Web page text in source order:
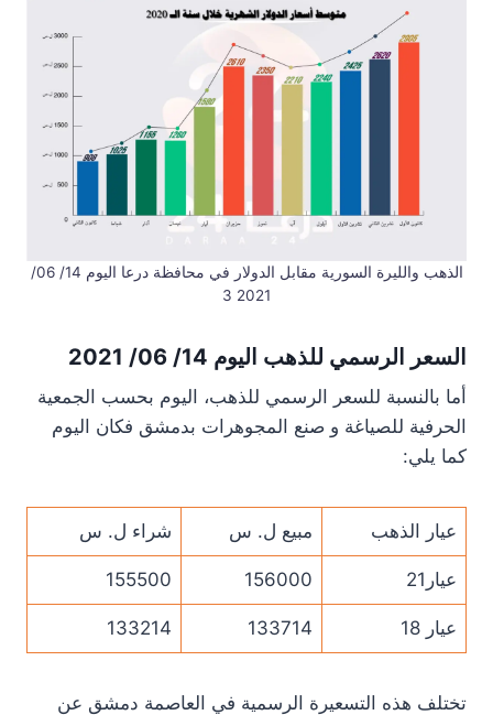
الذهب والليرة السورية مقابل الدولار في محافظة درعا اليوم 14/ 06/
2021 3
السعر الرسمي للذهب اليوم 14/ 06/ 2021
أما بالنسبة للسعر الرسمي للذهب، اليوم بحسب الجمعية
الحرفية للصياغة و صنع المجوهرات بدمشق فكان اليوم
كما يلي:
عيار الذهب مبيع ل. س شراء ل. س
عيار21 156000
155500
عيار 18 133714
133214
تختلف هذه التسعيرة الرسمية في العاصمة دمشق عن